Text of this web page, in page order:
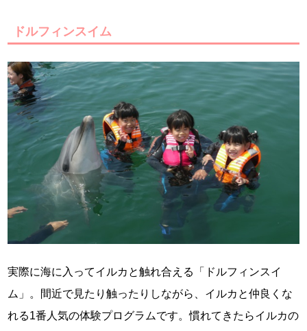
ドルフィンスイム
実際に海に入ってイルカと触れ合える「ドルフィンスイ
ム」。間近で見たり触ったりしながら、イルカと仲良くな
れる1番人気の体験プログラムです。慣れてきたらイルカの